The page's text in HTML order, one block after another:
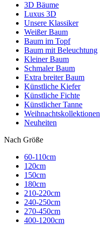
3D Bäume
Luxus 3D
Unsere Klassiker
Weißer Baum
Baum im Topf
Baum mit Beleuchtung
Kleiner Baum
Schmaler Baum
Extra breiter Baum
Künstliche Kiefer
Künstliche Fichte
Künstlicher Tanne
Weihnachtskollektionen
Neuheiten
Nach Größe
60-110cm
120cm
150cm
180cm
210-220cm
240-250cm
270-450cm
400-1200cm